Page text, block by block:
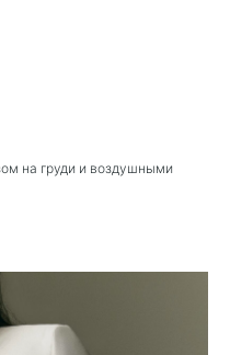
на груди и воздушными